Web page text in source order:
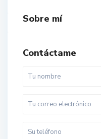
Sobre mí
Contáctame